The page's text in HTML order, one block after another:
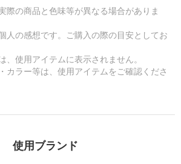
際の商品と色味等が異なる場合がありま
人の感想です。ご購入の際の目安としてお
、使用アイテムに表示されません。
カラー等は、使用アイテムをご確認くださ
使用ブランド